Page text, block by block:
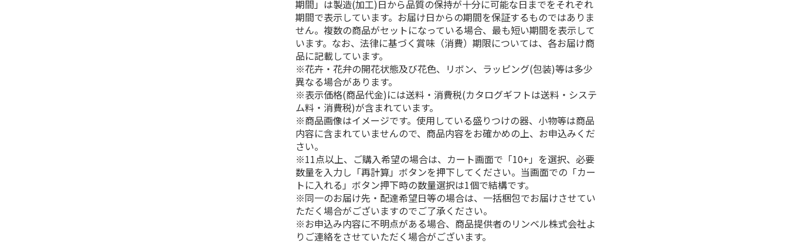
期間」は製造(加工)日から品質の保持が十分に可能な日までをそれぞれ
期間で表示しています。お届け日からの期間を保証するものではありま
せん。複数の商品がセットになっている場合、最も短い期間を表示して
います。なお、法律に基づく賞味（消費）期限については、各お届け商
品に記載しています。
※花卉・花弁の開花状態及び花色、リボン、ラッピング(包装)等は多少
異なる場合があります。
※表示価格(商品代金)には送料・消費税(カタログギフトは送料・システ
ム料・消費税)が含まれています。
※商品画像はイメージです。使用している盛りつけの器、小物等は商品
内容に含まれていませんので、商品内容をお確かめの上、お申込みくだ
さい。
※11点以上、ご購入希望の場合は、カート画面で「10+」を選択、必要
数量を入力し「再計算」ボタンを押下してください。当画面での「カー
トに入れる」ボタン押下時の数量選択は1個で結構です。
※同一のお届け先・配達希望日等の場合は、一括梱包でお届けさせてい
ただく場合がございますのでご了承ください。
※お申込み内容に不明点がある場合、商品提供者のリンベル株式会社よ
りご連絡をさせていただく場合がございます。